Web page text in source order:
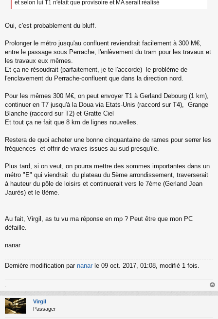
u
et selon lui T1 n'était que provisoire et MA serait réalisé
Oui, c'est probablement du bluff.
Prolonger le métro jusqu'au confluent reviendrait facilement à 300 M€,
entre le passage sous Perrache, l'enlèvement du tram pour les travaux et
les travaux eux mêmes.
Et ça ne résoudrait (parfaitement, je te l'accorde) le problème de
l'enclavement du Perrache-confluent que dans la direction nord.
Pour les mêmes 300 M€, on peut envoyer T1 à Gerland Debourg (1 km),
continuer en T7 jusqu'à la Doua via Etats-Unis (raccord sur T4), Grange
Blanche (raccord sur T2) et Gratte Ciel
Et tout ça ne fait que 8 km de lignes nouvelles.
Restera de quoi acheter une bonne cinquantaine de rames pour serrer les
fréquences et offrir de vraies issues au sud presqu'ile.
Plus tard, si on veut, on pourra mettre des sommes importantes dans un
métro "E" qui viendrait du plateau du 5ème arrondissement, traverserait
à hauteur du pôle de loisirs et continuerait vers le 7ème (Gerland Jean
Jaurès) et le 8ème.
Au fait, Virgil, as tu vu ma réponse en mp ? Peut être que mon PC
défaille.
nanar
Dernière modification par nanar le 09 oct. 2017, 01:08, modifié 1 fois.
.
au
Virgil
Passager